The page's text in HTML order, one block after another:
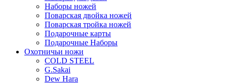
Наборы ножей
Поварская двойка ножей
Поварская тройка ножей
Подарочные карты
Подарочные Наборы
Охотничьи ножи
COLD STEEL
G.Sakai
Dew Hara